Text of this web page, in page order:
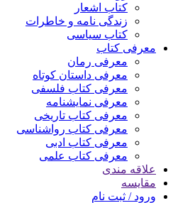
کتاب اشعار
زندگی نامه و خاطرات
کتاب سیاسی
معرفی کتاب
معرفی رمان
معرفی داستان کوتاه
معرفی کتاب فلسفی
معرفی نمایشنامه
معرفی کتاب تاریخی
معرفی کتاب رواشناسی
معرفی کتاب ادبی
معرفی کتاب علمی
علاقه مندی
مقایسه
ورود / ثبت نام